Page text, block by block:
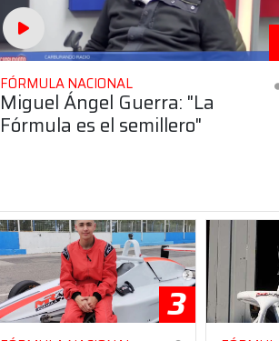
FÓRMULA NACIONAL
Miguel Ángel Guerra: "La
Fórmula es el semillero"
3